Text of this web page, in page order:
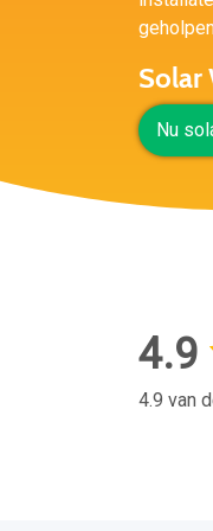
Solar
Nu
4.9
4.9 van